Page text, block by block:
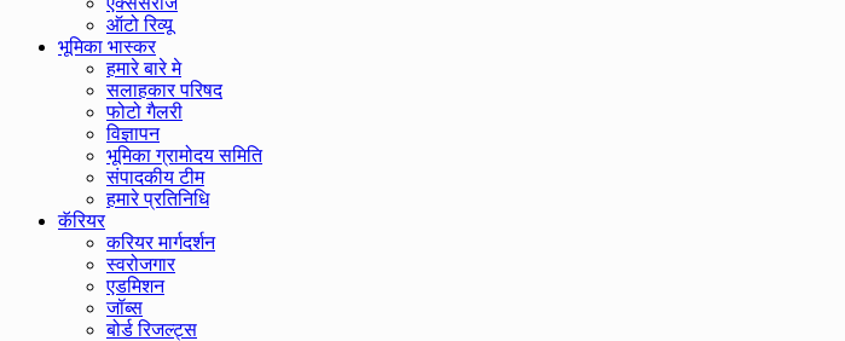
ऑटो रिव्यू
भूमिका भास्कर
हमारे बारे मे
सलाहकार परिषद
फोटो गैलरी
विज्ञापन
भूमिका ग्रामोदय समिति
संपादकीय टीम
हमारे प्रतिनिधि
कॅरियर
करियर मार्गदर्शन
स्वरोजगार
एडमिशन
जॉब्स
बोर्ड रिजल्ट्स